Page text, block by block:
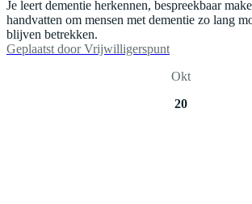
Je leert dementie herkennen, bespreekbaar
handvatten om mensen met dementie zo lang
blijven betrekken.
Geplaatst door Vrijwilligerspunt
Okt
20